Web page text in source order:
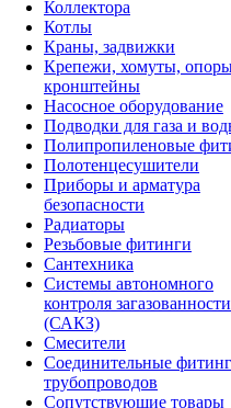
Коллектора
Котлы
Краны, задвижки
Крепежи, хомуты,
кронштейны
Насосное оборудование
Подводки для газа и
Полипропиленовые
Полотенцесушители
Приборы и арматура
безопасности
Радиаторы
Резьбовые фитинги
Сантехника
Системы автономного
контроля загазованности
(САКЗ)
Смесители
Соединительные
трубопроводов
Сопутствующие товары